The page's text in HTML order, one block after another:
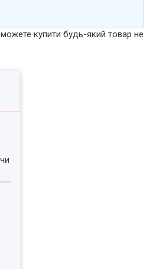
можете купити будь-який товар не